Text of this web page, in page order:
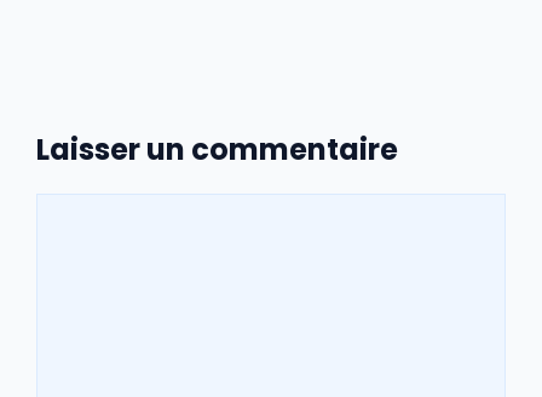
Laisser un commentaire